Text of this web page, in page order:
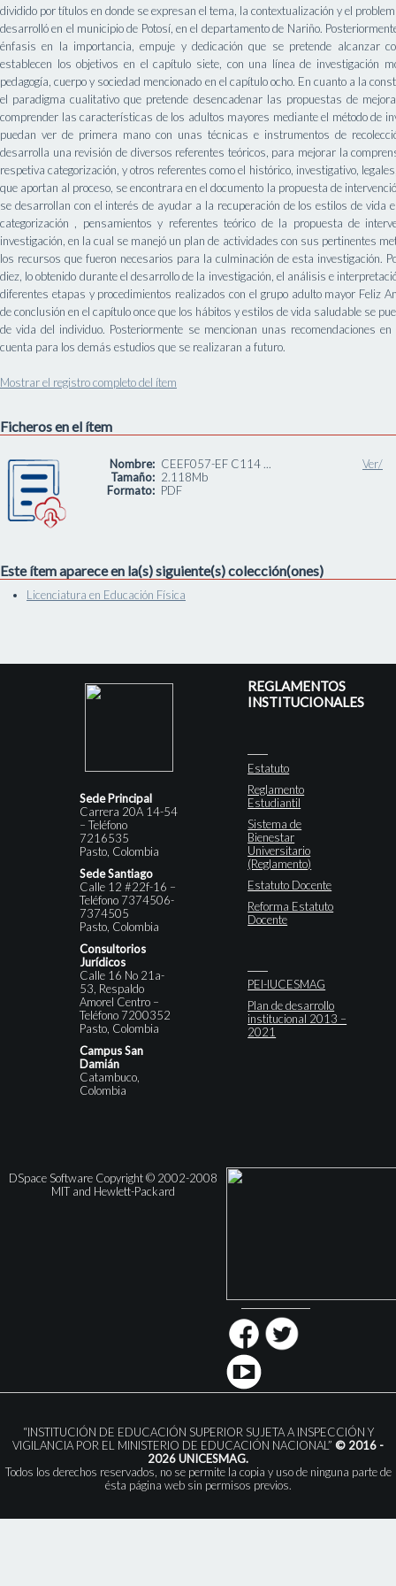
dividido por títulos en donde se expresan el tema, la contextualización y el
desarrolló en el municipio de Potosí, en el departamento de Nariño.
énfasis en la importancia, empuje y dedicación que se pretende alcanzar
establecen los objetivos en el capítulo siete, con una línea de investigación
pedagogía, cuerpo y sociedad mencionado en el capítulo ocho. En cuanto a la
el paradigma cualitativo que pretende desencadenar las propuestas de
comprender las características de los adultos mayores mediante el método de
puedan ver de primera mano con unas técnicas e instrumentos de
desarrolla una revisión de diversos referentes teóricos, para mejorar la
respetiva categorización, y otros referentes como el histórico, investigativo,
que aportan al proceso, se encontrara en el documento la propuesta de
se desarrollan con el interés de ayudar a la recuperación de los estilos de vida
categorización , pensamientos y referentes teórico de la propuesta de
investigación, en la cual se manejó un plan de actividades con sus pertinentes
los recursos que fueron necesarios para la culminación de esta investigación.
diez, lo obtenido durante el desarrollo de la investigación, el análisis e
diferentes etapas y procedimientos realizados con el grupo adulto mayor Feliz
de conclusión en el capítulo once que los hábitos y estilos de vida saludable se
de vida del individuo. Posteriormente se mencionan unas recomendaciones
cuenta para los demás estudios que se realizaran a futuro.
Mostrar el registro completo del ítem
Ficheros en el ítem
Nombre: CEEF057-EF C114 ...
Tamaño: 2.118Mb
Formato: PDF
Ver/
Este ítem aparece en la(s) siguiente(s) colección(ones)
Licenciatura en Educación Física
Sede Principal
Carrera 20A 14-54
– Teléfono
7216535
Pasto, Colombia
Sede Santiago
Calle 12 #22f-16 –
Teléfono 7374506-
7374505
Pasto, Colombia
Consultorios
Jurídicos
Calle 16 No 21a-
53, Respaldo
Amorel Centro –
Teléfono 7200352
Pasto, Colombia
Campus San
Damián
Catambuco,
Colombia
REGLAMENTOS
INSTITUCIONALES
Estatuto
Reglamento
Estudiantil
Sistema de
Bienestar
Universitario
(Reglamento)
Estatuto Docente
Reforma Estatuto
Docente
PEI-IUCESMAG
Plan de desarrollo
institucional 2013 –
2021
DSpace Software Copyright © 2002-2008
MIT and Hewlett-Packard
“INSTITUCIÓN DE EDUCACIÓN SUPERIOR SUJETA A INSPECCIÓN Y
VIGILANCIA POR EL MINISTERIO DE EDUCACIÓN NACIONAL” © 2016 -
2026 UNICESMAG.
Todos los derechos reservados, no se permite la copia y uso de ninguna parte de
ésta página web sin permisos previos.